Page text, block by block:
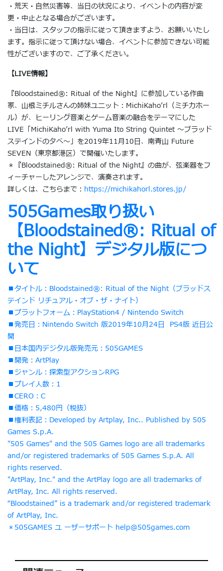
・荒天・自然災害等、当日の状況により、イベントの内容が変
更・中止となる場合がございます。
・当日は、スタッフの指示に従って頂きますよう、お願いいたし
ます。指示に従って頂けない場合、イベントに参加できない可能
性がございますので、ご了承ください。
【LIVE情報】
『Bloodstained®︎: Ritual of the Night』に参加している作曲
家、山根ミチルさんの姉妹ユニット：MichiKaho’rl（ミチカホー
ル）が、ヒーリング音楽とゲーム音楽の融合をテーマにした
LIVE「MichiKaho’rl with Yuma Ito String Quintet 〜ブラッド
ステインドの夕べ〜」を2019年11月10日、南青山 Future
SEVEN（東京都港区）で開催いたします。
＊『Bloodstained®︎: Ritual of the Night』の曲が、弦楽器をフ
ィーチャーしたアレンジで、演奏されます。
詳しくは、こちらまで： https://michikahorl.stores.jp/
505Games取り扱い
【Bloodstained®︎: Ritual of
the Night】デジタル版につ
いて
■タイトル：Bloodstained®︎: Ritual of the Night（ブラッドス
テインド リチュアル・オブ・ザ・ナイト）
■プラットフォーム：PlayStation4 / Nintendo Switch
■発売日：Nintendo Switch 版2019年10月24日 PS4版 近日公
開
■日本国内デジタル版発売元：505GAMES
■開発：ArtPlay
■ジャンル：探索型アクションRPG
■プレイ人数：1
■CERO：C
■価格：5,480円（税抜）
■権利表記：Developed by Artplay, Inc.. Published by 505
Games S.p.A.
"505 Games" and the 505 Games logo are all trademarks
and/or registered trademarks of 505 Games S.p.A. All
rights reserved.
"ArtPlay, Inc." and the ArtPlay logo are all trademarks of
ArtPlay, Inc. All rights reserved.
“Bloodstained” is a trademark and/or registered trademark
of ArtPlay, Inc.
＊505GAMES ユ ーザーサポート help@505games.com